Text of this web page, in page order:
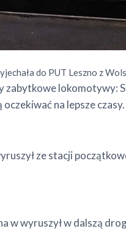
do PUT Leszno z
lokomotywy:
na lepsze
ze stacji
wyruszył w dalszą